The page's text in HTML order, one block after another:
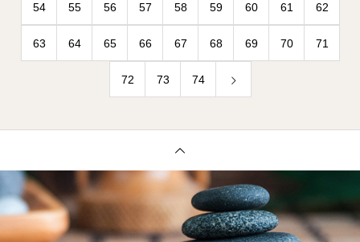
54 55 56 57 58 59 60 61 62
63 64 65 66 67 68 69 70 71
72 73 74